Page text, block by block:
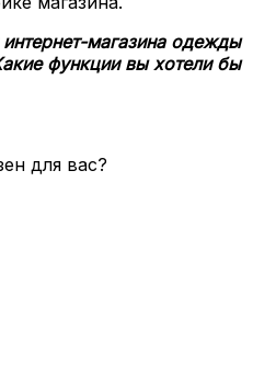
магазина одежды
функции вы хотели бы
для вас?